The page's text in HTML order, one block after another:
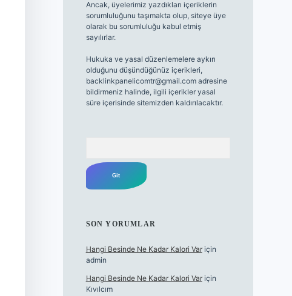
Ancak, üyelerimiz yazdıkları içeriklerin
sorumluluğunu taşımakta olup, siteye üye
olarak bu sorumluluğu kabul etmiş
sayılırlar.
Hukuka ve yasal düzenlemelere aykırı
olduğunu düşündüğünüz içerikleri,
backlinkpanelicomtr@gmail.comadresine
bildirmeniz halinde, ilgili içerikler yasal
süre içerisinde sitemizden kaldırılacaktır.
SON YORUMLAR
Hangi Besinde Ne Kadar Kalori Variçin
admin
Hangi Besinde Ne Kadar Kalori Variçin
Kıvılcım